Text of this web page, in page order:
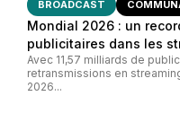
BROADCAST
Mondial 2026 : un
publicitaires dans les
Avec 11,57 milliards de
retransmissions en
2026...